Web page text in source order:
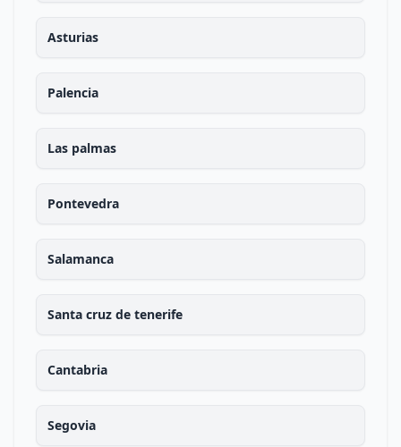
Asturias
Palencia
Las palmas
Pontevedra
Salamanca
Santa cruz de tenerife
Cantabria
Segovia